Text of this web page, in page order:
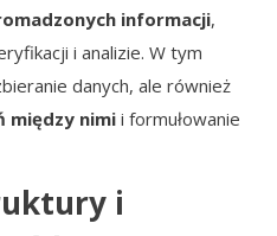
informacji,
i analizie. W tym
danych, ale również
między nimi i formułowanie
i